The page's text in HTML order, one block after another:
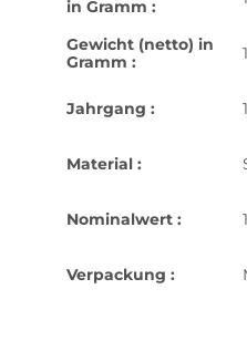
in Gramm :
Gewicht (netto) in
Gramm :
Jahrgang :
Material :
Nominalwert :
Verpackung :